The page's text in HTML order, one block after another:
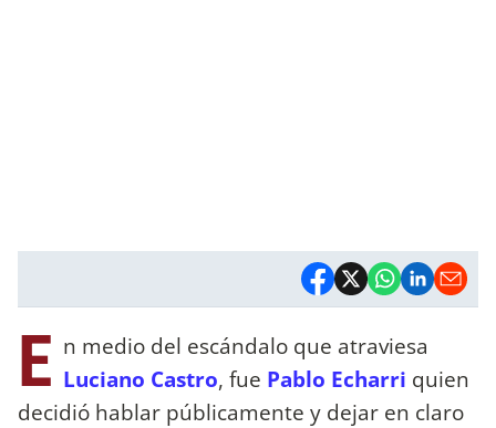
E n medio del escándalo que atraviesa
Luciano Castro, fue Pablo Echarri quien
decidió hablar públicamente y dejar en claro